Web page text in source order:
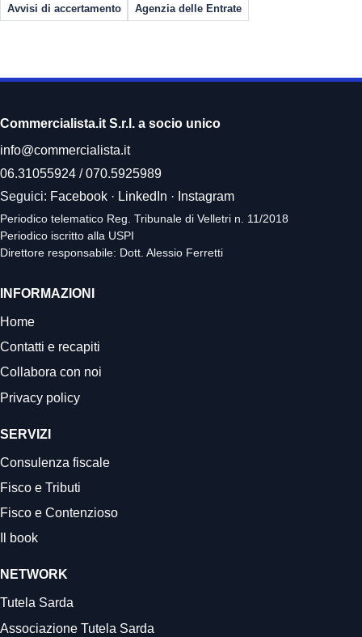
Avvisi di accertamento Agenzia delle Entrate
Commercialista.it S.r.l. a socio unico
info@commercialista.it
06.31055924 /070.5925989
Seguici: Facebook · LinkedIn · Instagram
Periodico telematico Reg. Tribunale di Velletri n. 11/2018
Periodico iscritto alla USPI
Direttore responsabile: Dott. Alessio Ferretti
INFORMAZIONI
Home
Contatti e recapiti
Collabora con noi
Privacy policy
SERVIZI
Consulenza fiscale
Fisco e Tributi
Fisco e Contenzioso
Il book
NETWORK
Tutela Sarda
Associazione Tutela Sarda